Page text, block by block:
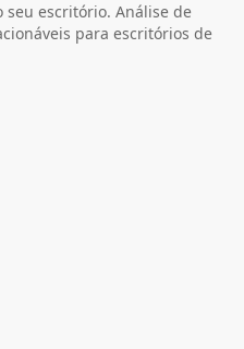
escritório. Análise de
para escritórios de